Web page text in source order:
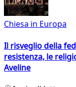
Chiesa in Europa
Il risveglio della
resistenza, le
Aveline